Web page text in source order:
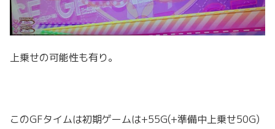
上乗せの可能性も有り。
このGFタイムは初期ゲームは+55G(+準備中上乗せ50G)